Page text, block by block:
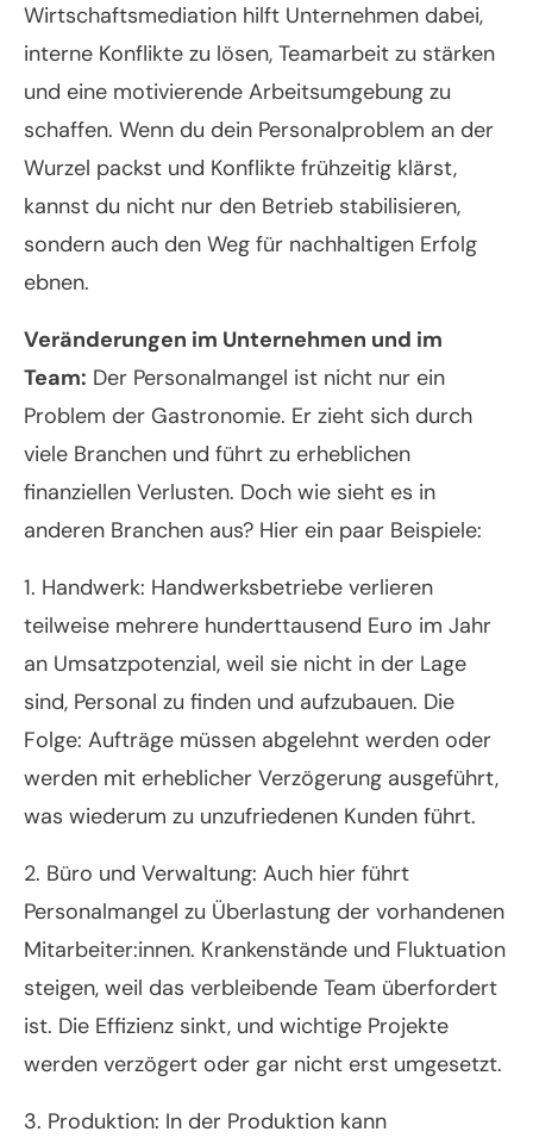
Wirtschaftsmediation hilft Unternehmen dabei,
interne Konflikte zu lösen, Teamarbeit zu stärken
und eine motivierende Arbeitsumgebung zu
schaffen. Wenn du dein Personalproblem an der
Wurzel packst und Konflikte frühzeitig klärst,
kannst du nicht nur den Betrieb stabilisieren,
sondern auch den Weg für nachhaltigen Erfolg
ebnen.
Veränderungen im Unternehmen und im
Team: Der Personalmangel ist nicht nur ein
Problem der Gastronomie. Er zieht sich durch
viele Branchen und führt zu erheblichen
finanziellen Verlusten. Doch wie sieht es in
anderen Branchen aus? Hier ein paar Beispiele:
1. Handwerk: Handwerksbetriebe verlieren
teilweise mehrere hunderttausend Euro im Jahr
an Umsatzpotenzial, weil sie nicht in der Lage
sind, Personal zu finden und aufzubauen. Die
Folge: Aufträge müssen abgelehnt werden oder
werden mit erheblicher Verzögerung ausgeführt,
was wiederum zu unzufriedenen Kunden führt.
2. Büro und Verwaltung: Auch hier führt
Personalmangel zu Überlastung der vorhandenen
Mitarbeiter:innen. Krankenstände und Fluktuation
steigen, weil das verbleibende Team überfordert
ist. Die Effizienz sinkt, und wichtige Projekte
werden verzögert oder gar nicht erst umgesetzt.
3. Produktion: In der Produktion kann